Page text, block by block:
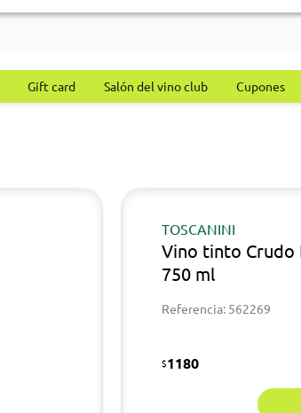
Gift card Salón del vino club Cupones
TOSCANINI
Vino tinto Crudo
750 ml
Referencia: 562269
$1180